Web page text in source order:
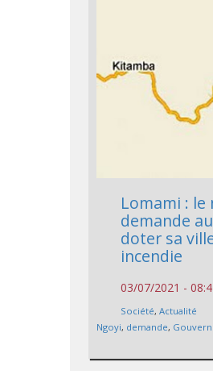
Lomami : le
demande
doter sa
incendie
03/07/2021 -
Société,Actualité
Ngoyi, demande,